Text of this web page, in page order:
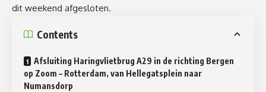
dit weekend afgesloten.
Contents
Afsluiting Haringvlietbrug A29 in de richting Bergen
op Zoom – Rotterdam, van Hellegatsplein naar
Numansdorp